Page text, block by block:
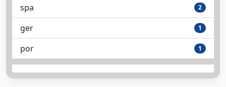
spa 2
ger 1
por 1